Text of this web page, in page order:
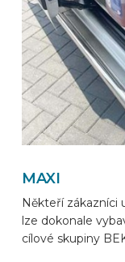
MAXI
Někteří zákazníci
lze dokonale
cílové skupiny